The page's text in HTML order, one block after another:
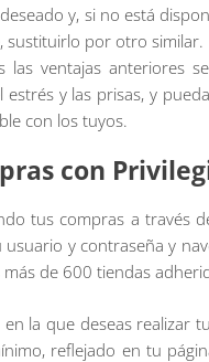
y, si no está
sustituirlo por otro similar.
las ventajas anteriores
estrés y las prisas, y
con los tuyos.
con
tus compras a
y contraseña y
de 600 tiendas
la que deseas realizar
reflejado en tu